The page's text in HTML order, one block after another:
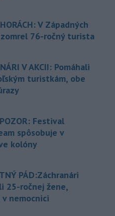
V Západných
76-ročný turista
V AKCII: Pomáhali
turistkám, obe
Festival
spôsobuje v
kolóny
PÁD:Záchranári
25-ročnej žene,
nemocnici